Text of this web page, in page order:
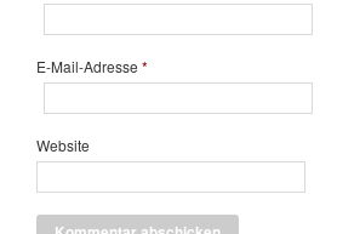
E-Mail-Adresse *
Website